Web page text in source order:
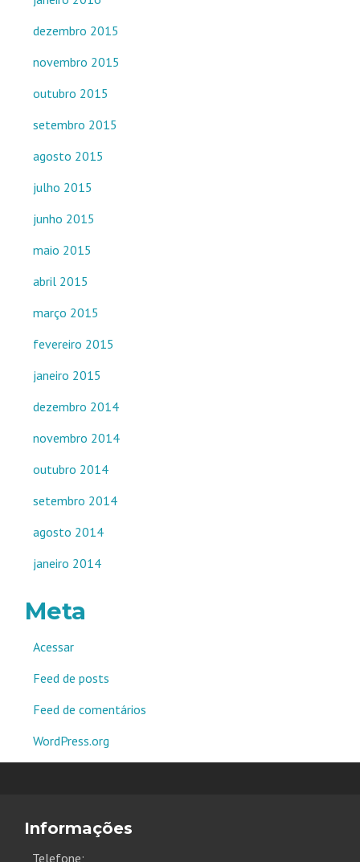
dezembro 2015
novembro 2015
outubro 2015
setembro 2015
agosto 2015
julho 2015
junho 2015
maio 2015
abril 2015
março 2015
fevereiro 2015
janeiro 2015
dezembro 2014
novembro 2014
outubro 2014
setembro 2014
agosto 2014
janeiro 2014
Meta
Acessar
Feed de posts
Feed de comentários
WordPress.org
Informações
Telefone;